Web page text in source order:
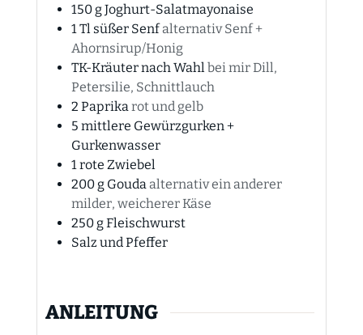
150gJoghurt-Salatmayonaise
1Tl süßer Senfalternativ Senf +
Ahornsirup/Honig
TK-Kräuter nach Wahlbei mir Dill,
Petersilie, Schnittlauch
2 Paprikarot und gelb
5 mittlere Gewürzgurken +
Gurkenwasser
1rote Zwiebel
200g Goudaalternativ ein anderer
milder, weicherer Käse
250gFleischwurst
Salz und Pfeffer
ANLEITUNG